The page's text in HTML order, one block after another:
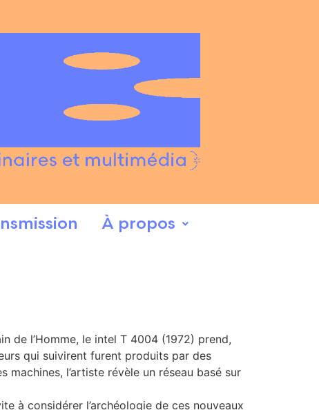
À propos
de l’Homme, le intel T 4004 (1972) prend,
qui suivirent furent produits par des
l’artiste révèle un réseau basé sur
à considérer l’archéologie de ces nouveaux